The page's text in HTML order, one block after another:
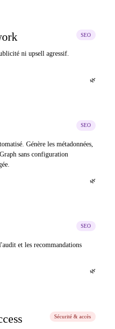
SEO
ni upsell agressif.
🌿
SEO
Génère les métadonnées,
sans configuration
🌿
SEO
et les recommandations
🌿
Sécurité & accès